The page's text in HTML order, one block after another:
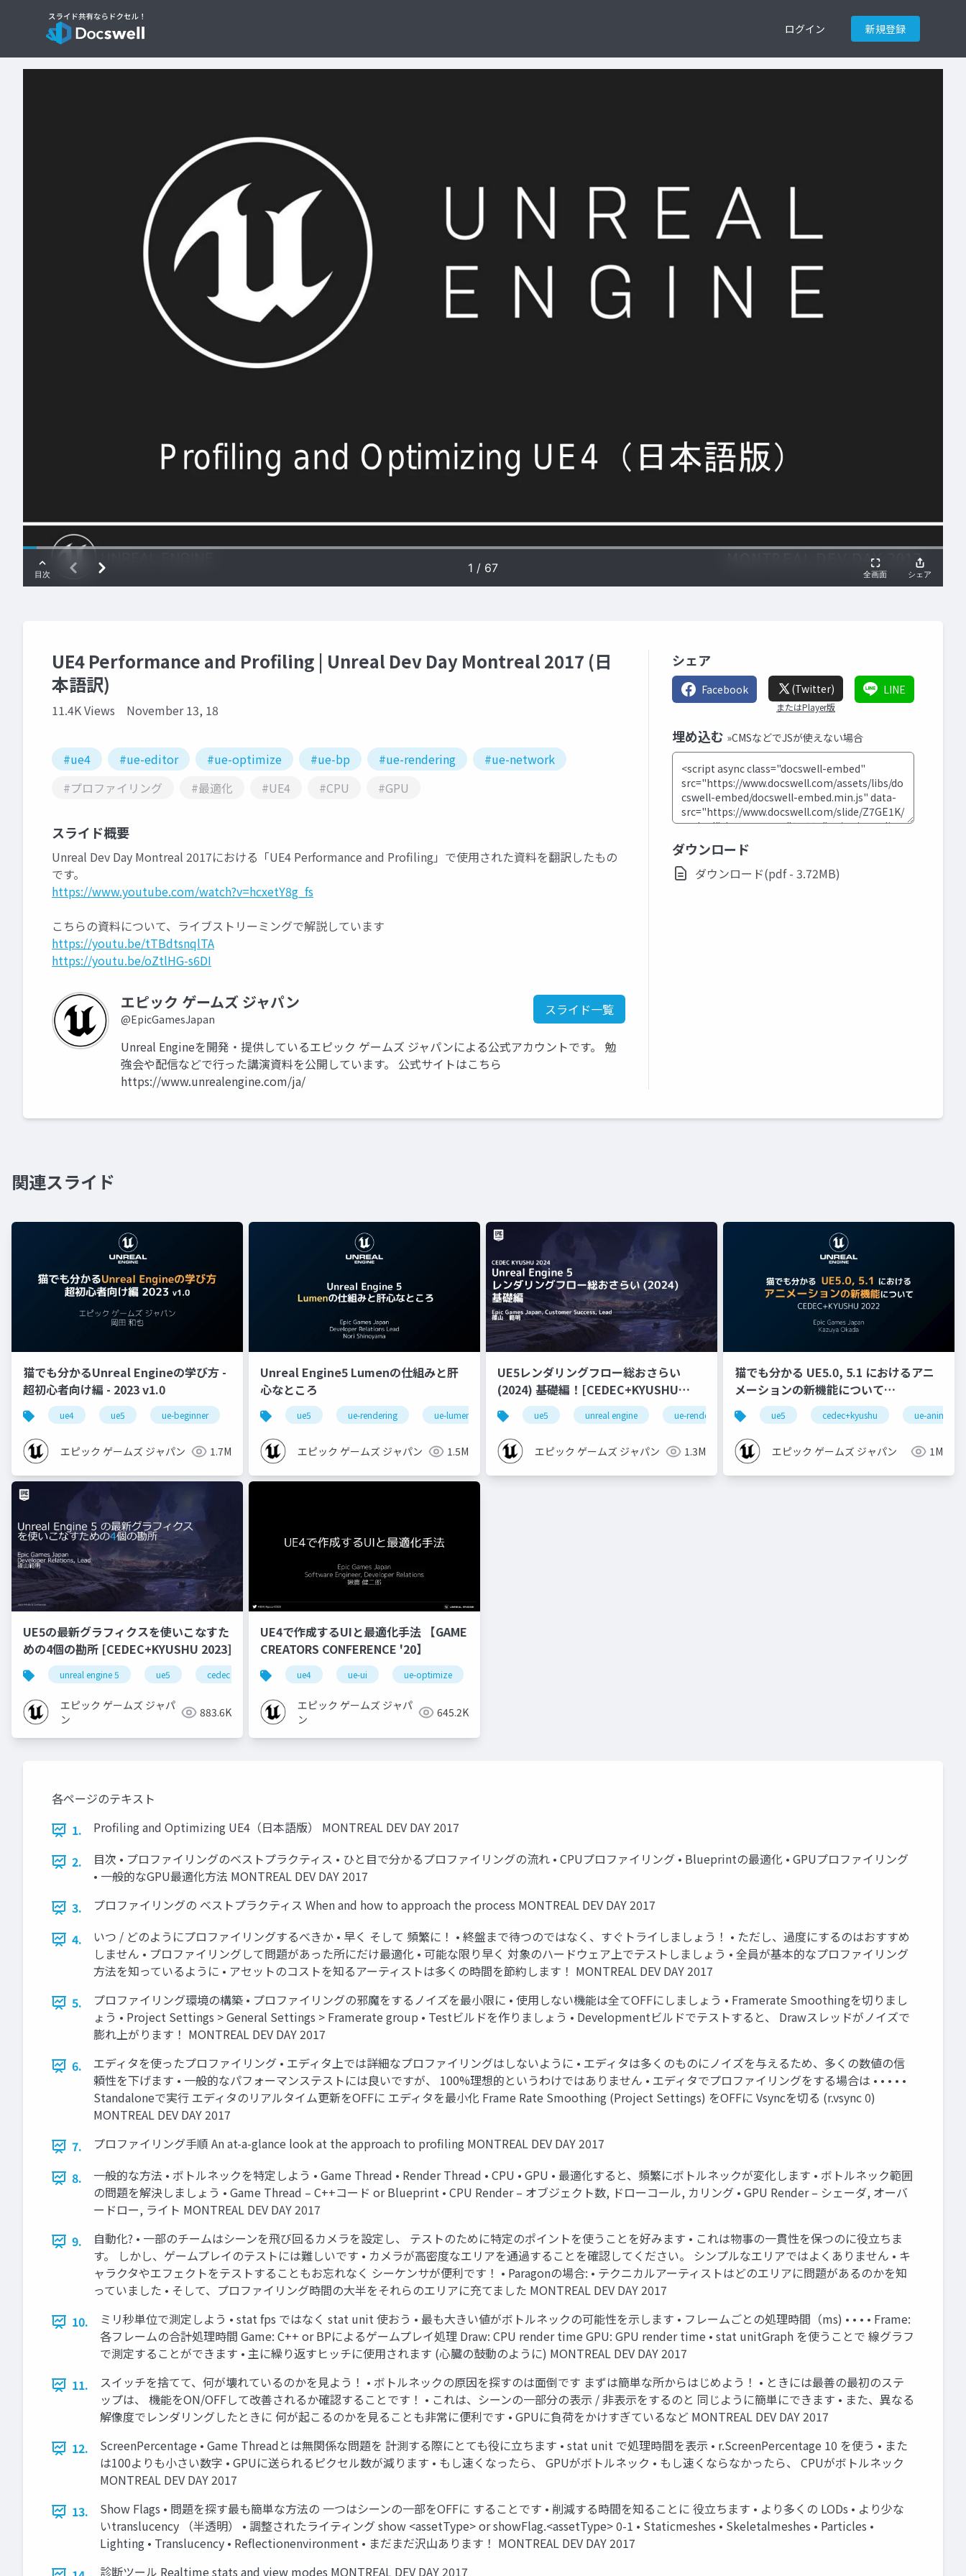
ログイン 新規登録
UE4 Performance and Profiling | Unreal Dev Day Montreal 2017 (日
本語訳)
11.4K Views November 13, 18
#ue4 #ue-editor #ue-optimize #ue-bp #ue-rendering
#ue-network
#プロファイリング
#最適化 #UE4 #CPU #GPU
スライド概要
Unreal Dev Day Montreal 2017における「UE4 Performance and Profiling」で使用された資料を翻訳したもの
です。
https://www.youtube.com/watch?v=hcxetY8g_fs
こちらの資料について、ライブストリーミングで解説しています
https://youtu.be/tTBdtsnqlTA
https://youtu.be/oZtlHG-s6DI
エピック ゲームズ ジャパン
@EpicGamesJapan
スライド一覧
Unreal Engineを開発・提供しているエピック ゲームズ ジャパンによる公式アカウントです。 勉
強会や配信などで行った講演資料を公開しています。 公式サイトはこちら
https://www.unrealengine.com/ja/
シェア
Facebook (Twitter)
またはPlayer版
LINE
埋め込む »CMSなどでJSが使えない場合
ダウンロード
ダウンロード(pdf - 3.72MB)
関連スライド
猫でも分かるUnreal Engineの学び方 -
超初心者向け編 - 2023 v1.0
ue4 ue5 ue-beginner
エピック ゲームズ ジャパン 1.7M
Unreal Engine5 Lumenの仕組みと肝
心なところ
ue5 ue-rendering ue-lumen
エピック ゲームズ ジャパン 1.5M
UE5レンダリングフロー総おさらい
(2024) 基礎編！[CEDEC+KYUSHU
2024] ue5 unreal engine ue-rendering
エピック ゲームズ ジャパン 1.3M
猫でも分かる UE5.0, 5.1 におけるアニ
メーションの新機能について
【CEDEC+KYUSHU 2022】
ue5 cedec+kyushu ue-
エピック ゲームズ ジャパン 1M
UE5の最新グラフィクスを使いこなすた
めの4個の勘所 [CEDEC+KYUSHU 2023]
unreal engine 5 ue5 cedec cedec+kyushu
エピック ゲームズ ジャパ
ン
883.6K
UE4で作成するUIと最適化手法 【GAME
CREATORS CONFERENCE '20】
ue4 ue-ui ue-optimize
エピック ゲームズ ジャパ
ン
645.2K
各ページのテキスト
1.
Profiling and Optimizing UE4（日本語版） MONTREAL DEV DAY 2017
2.
目次 • プロファイリングのベストプラクティス • ひと目で分かるプロファイリングの流れ • CPUプロファイリング • Blueprintの最適化 • GPUプロファイリング
• 一般的なGPU最適化方法 MONTREAL DEV DAY 2017
3.
プロファイリングの ベストプラクティス When and how to approach the process MONTREAL DEV DAY 2017
4.
いつ / どのようにプロファイリングするべきか • 早く そして 頻繁に！ • 終盤まで待つのではなく、すぐトライしましょう！ • ただし、過度にするのはおすすめ
しません • プロファイリングして問題があった所にだけ最適化 • 可能な限り早く 対象のハードウェア上でテストしましょう • 全員が基本的なプロファイリング
方法を知っているように • アセットのコストを知るアーティストは多くの時間を節約します！ MONTREAL DEV DAY 2017
5.
プロファイリング環境の構築 • プロファイリングの邪魔をするノイズを最小限に • 使用しない機能は全てOFFにしましょう • Framerate Smoothingを切りまし
ょう • Project Settings > General Settings > Framerate group • Testビルドを作りましょう • Developmentビルドでテストすると、 Drawスレッドがノイズで
膨れ上がります！ MONTREAL DEV DAY 2017
6.
エディタを使ったプロファイリング • エディタ上では詳細なプロファイリングはしないように • エディタは多くのものにノイズを与えるため、多くの数値の信
頼性を下げます • 一般的なパフォーマンステストには良いですが、 100%理想的というわけではありません • エディタでプロファイリングをする場合は • • • • •
Standaloneで実行 エディタのリアルタイム更新をOFFに エディタを最小化 Frame Rate Smoothing (Project Settings) をOFFに Vsyncを切る (r.vsync 0)
MONTREAL DEV DAY 2017
7.
プロファイリング手順 An at-a-glance look at the approach to profiling MONTREAL DEV DAY 2017
8.
一般的な方法 • ボトルネックを特定しよう • Game Thread • Render Thread • CPU • GPU • 最適化すると、頻繁にボトルネックが変化します • ボトルネック範囲
の問題を解決しましょう • Game Thread – C++コード or Blueprint • CPU Render – オブジェクト数, ドローコール, カリング • GPU Render – シェーダ, オーバ
ードロー, ライト MONTREAL DEV DAY 2017
9.
自動化? • 一部のチームはシーンを飛び回るカメラを設定し、 テストのために特定のポイントを使うことを好みます • これは物事の一貫性を保つのに役立ちま
す。 しかし、ゲームプレイのテストには難しいです • カメラが高密度なエリアを通過することを確認してください。 シンプルなエリアではよくありません • キ
ャラクタやエフェクトをテストすることもお忘れなく シーケンサが便利です！ • Paragonの場合: • テクニカルアーティストはどのエリアに問題があるのかを知
っていました • そして、プロファイリング時間の大半をそれらのエリアに充てました MONTREAL DEV DAY 2017
10.
ミリ秒単位で測定しよう • stat fps ではなく stat unit 使おう • 最も大きい値がボトルネックの可能性を示します • フレームごとの処理時間（ms) • • • • Frame:
各フレームの合計処理時間 Game: C++ or BPによるゲームプレイ処理 Draw: CPU render time GPU: GPU render time • stat unitGraph を使うことで 線グラフ
で測定することができます • 主に繰り返すヒッチに使用されます (心臓の鼓動のように) MONTREAL DEV DAY 2017
11.
スイッチを捨てて、何が壊れているのかを見よう！ • ボトルネックの原因を探すのは面倒です まずは簡単な所からはじめよう！ • ときには最善の最初のステ
ップは、 機能をON/OFFして改善されるか確認することです！ • これは、シーンの一部分の表示 / 非表示をするのと 同じように簡単にできます • また、異なる
解像度でレンダリングしたときに 何が起こるのかを見ることも非常に便利です • GPUに負荷をかけすぎているなど MONTREAL DEV DAY 2017
12.
ScreenPercentage • Game Threadとは無関係な問題を 計測する際にとても役に立ちます • stat unit で処理時間を表示 • r.ScreenPercentage 10 を使う • また
は100よりも小さい数字 • GPUに送られるピクセル数が減ります • もし速くなったら、 GPUがボトルネック • もし速くならなかったら、 CPUがボトルネック
MONTREAL DEV DAY 2017
13.
Show Flags • 問題を探す最も簡単な方法の 一つはシーンの一部をOFFに することです • 削減する時間を知ることに 役立ちます • より多くの LODs • より少な
いtranslucency （半透明） • 調整されたライティング show <assetType> or showFlag.<assetType> 0-1 • Staticmeshes • Skeletalmeshes • Particles •
Lighting • Translucency • Reflectionenvironment • まだまだ沢山あります！ MONTREAL DEV DAY 2017
診断ツール Realtime stats and view modes MONTREAL DEV DAY 2017